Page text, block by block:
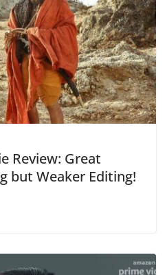
Review: Great
but Weaker Editing!